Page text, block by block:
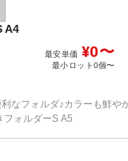
A4
最安単価 ¥0〜
最小ロット0個〜
フォルダ♪カラーも鮮やかで
フォルダーS A5